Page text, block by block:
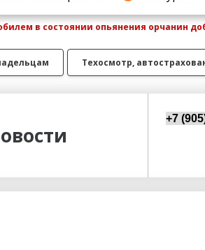
в состоянии опьянения орчанин
Техосмотр,